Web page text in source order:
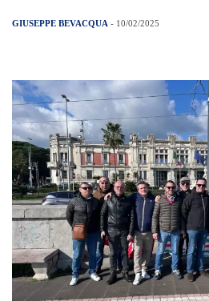
GIUSEPPE BEVACQUA - 10/02/2025